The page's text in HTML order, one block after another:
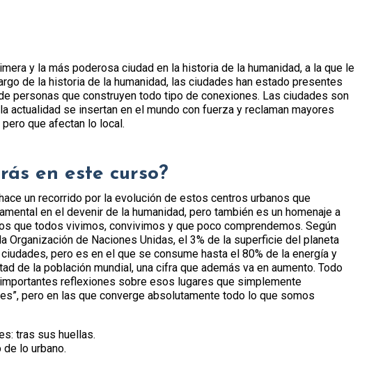
y la más poderosa ciudad en la historia de la humanidad, a la que le
de la historia de la humanidad, las ciudades han estado presentes
personas que construyen todo tipo de conexiones. Las ciudades son
se insertan en el mundo con fuerza y reclaman mayores
que afectan lo local.
en este curso?
un recorrido por la evolución de estos centros urbanos que
en el devenir de la humanidad, pero también es un homenaje a
que todos vivimos, convivimos y que poco comprendemos. Según
Organización de Naciones Unidas, el 3% de la superficie del planeta
pero es en el que se consume hasta el 80% de la energía y
de la población mundial, una cifra que además va en aumento. Todo
reflexiones sobre esos lugares que simplemente
pero en las que converge absolutamente todo lo que somos
tras sus huellas.
de lo urbano.